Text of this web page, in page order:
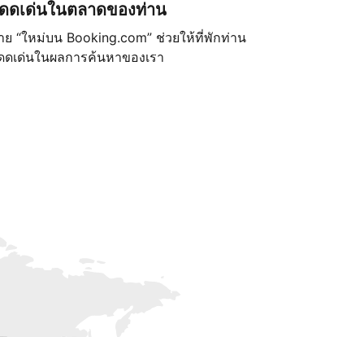
ดเด่นในตลาดของท่าน
ย “ใหม่บน Booking.com” ช่วยให้ที่พักท่าน
ดเด่นในผลการค้นหาของเรา